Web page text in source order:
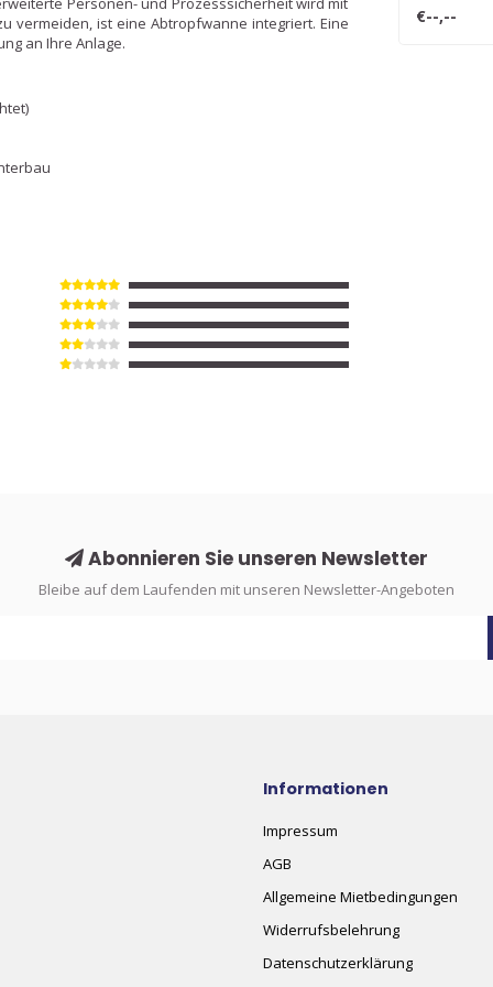
vermeiden, ist eine Abtropfwanne integriert. Eine
an Ihre Anlage.
€--,--
Abonnieren Sie unseren Newsletter
Bleibe auf dem Laufenden mit unseren Newsletter-Angeboten
Informationen
Impressum
AGB
Allgemeine Mietbedingungen
Widerrufsbelehrung
Datenschutzerklärung